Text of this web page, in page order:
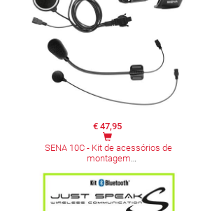
€ 47,95
SENA 10C - Kit de acessórios de
montagem